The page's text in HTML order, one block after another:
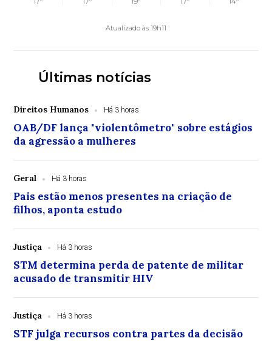
Atualizado às 19h11
Últimas notícias
Direitos Humanos Há 3 horas
OAB/DF lança "violentômetro" sobre estágios
da agressão a mulheres
Geral Há 3 horas
Pais estão menos presentes na criação de
filhos, aponta estudo
Justiça Há 3 horas
STM determina perda de patente de militar
acusado de transmitir HIV
Justiça Há 3 horas
STF julga recursos contra partes da decisão